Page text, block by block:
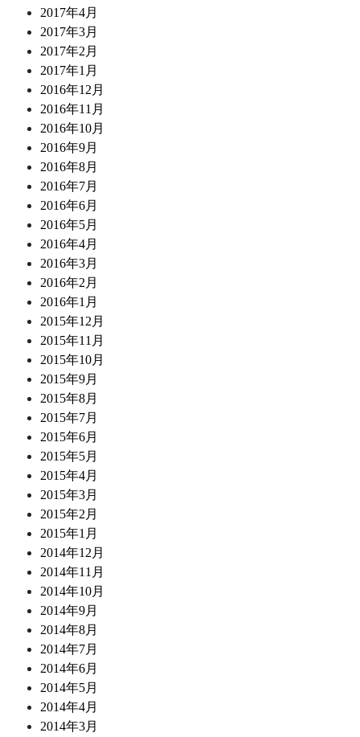
2017年4月
2017年3月
2017年2月
2017年1月
2016年12月
2016年11月
2016年10月
2016年9月
2016年8月
2016年7月
2016年6月
2016年5月
2016年4月
2016年3月
2016年2月
2016年1月
2015年12月
2015年11月
2015年10月
2015年9月
2015年8月
2015年7月
2015年6月
2015年5月
2015年4月
2015年3月
2015年2月
2015年1月
2014年12月
2014年11月
2014年10月
2014年9月
2014年8月
2014年7月
2014年6月
2014年5月
2014年4月
2014年3月